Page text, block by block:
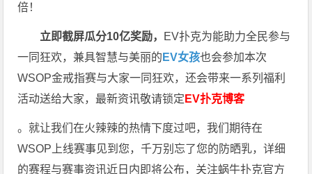
倍！
立即截屏瓜分10亿奖励， EV扑克为能助力全民参与
一同狂欢，兼具智慧与美丽的 EV女孩也会参加本次
WSOP金戒指赛与大家一同狂欢，还会带来一系列福利
活动送给大家，最新资讯敬请锁定 EV扑克博客
。就让我们在火辣辣的热情下度过吧，我们期待在
WSOP上线赛事见到您，千万别忘了您的防晒乳，详细
的赛程与赛事资讯近日内即将公布，关注蜗牛扑克官方